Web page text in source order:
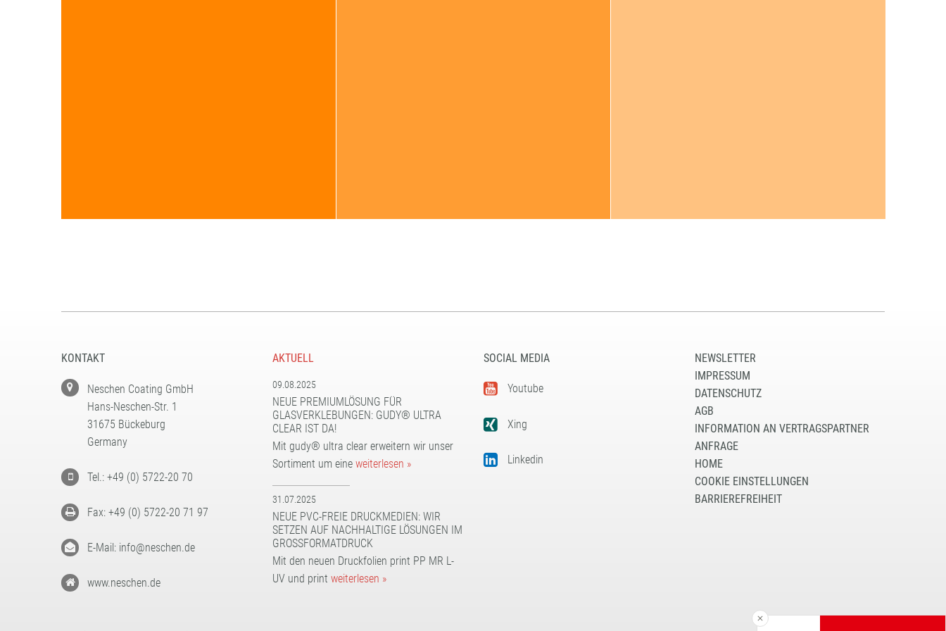
KONTAKT
Neschen Coating GmbH
Hans-Neschen-Str. 1
31675 Bückeburg
Germany
Tel.: +49 (0) 5722-20 70
Fax: +49 (0) 5722-20 71 97
E-Mail: info@neschen.de
www.neschen.de
AKTUELL
09.08.2025
NEUE PREMIUMLÖSUNG FÜR
GLASVERKLEBUNGEN: GUDY® ULTRA
CLEAR IST DA!
Mit gudy® ultra clear erweitern wir unser
Sortiment um eine weiterlesen »
31.07.2025
NEUE PVC-FREIE DRUCKMEDIEN: WIR
SETZEN AUF NACHHALTIGE LÖSUNGEN IM
GROSSFORMATDRUCK
Mit den neuen Druckfolien print PP MR L-
UV und print weiterlesen »
SOCIAL MEDIA
Youtube
Xing
Linkedin
NEWSLETTER
IMPRESSUM
DATENSCHUTZ
AGB
INFORMATION AN VERTRAGSPARTNER
ANFRAGE
HOME
COOKIE EINSTELLUNGEN
BARRIEREFREIHEIT